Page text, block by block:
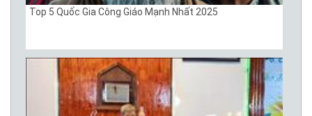
Top 5 Quốc Gia Công Giáo Mạnh Nhất 2025